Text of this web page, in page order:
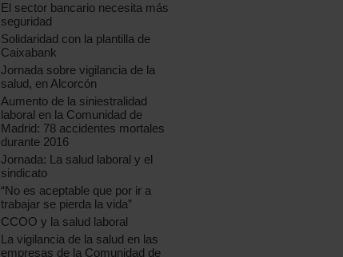
El sector bancario necesita más
seguridad
Solidaridad con la plantilla de
Caixabank
Jornada sobre vigilancia de la
salud, en Alcorcón
Aumento de la siniestralidad
laboral en la Comunidad de
Madrid: 78 accidentes mortales
durante 2016
Jornada: La salud laboral y el
sindicato
“No es aceptable que por ir a
trabajar se pierda la vida”
CCOO y la salud laboral
La vigilancia de la salud en las
empresas de la Comunidad de